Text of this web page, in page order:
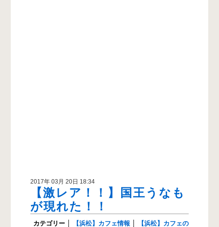
2017年 03月 20日 18:34
【激レア！！】国王うなも
が現れた！！
カテゴリー 【浜松】カフェ情報
【浜松】カフェの